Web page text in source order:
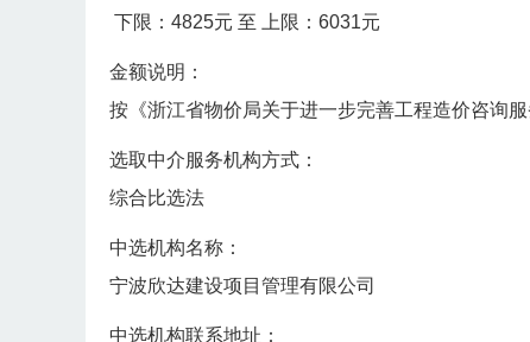
下限：4825元 至 上限：6031元
金额说明：
按《浙江省物价局关于进一步完善工程造价咨询
选取中介服务机构方式：
综合比选法
中选机构名称：
宁波欣达建设项目管理有限公司
中选机构联系地址：